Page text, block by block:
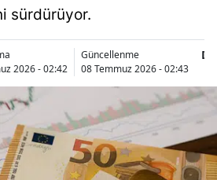
sürdürüyor.
2026 - 02:42
Güncellenme
08 Temmuz 2026 - 02:43